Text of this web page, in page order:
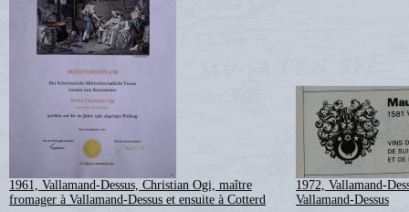
1961, Vallamand-Dessus, Christian Ogi, maître
fromager à Vallamand-Dessus et ensuite à Cotterd
1972, Vallamand-
Vallamand-Dessus